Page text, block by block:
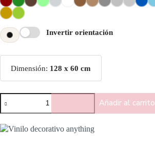
Invertir orientación
Dimensión: 128 x 60 cm
Añadir al carrito